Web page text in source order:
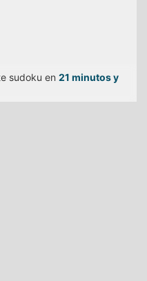
sudoku en 21 minutos y